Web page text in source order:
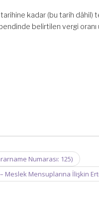
tarihine kadar (bu tarih dâhil)
belirtilen vergi oranı
Numarası: 125)
Meslek Mensuplarına İlişkin